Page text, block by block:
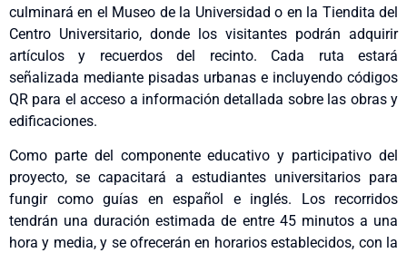
culminará en el Museo de la Universidad o en la Tiendita del
Centro Universitario, donde los visitantes podrán adquirir
artículos y recuerdos del recinto. Cada ruta estará
señalizada mediante pisadas urbanas e incluyendo códigos
QR para el acceso a información detallada sobre las obras y
edificaciones.
Como parte del componente educativo y participativo del
proyecto, se capacitará a estudiantes universitarios para
fungir como guías en español e inglés. Los recorridos
tendrán una duración estimada de entre 45 minutos a una
hora y media, y se ofrecerán en horarios establecidos, con la